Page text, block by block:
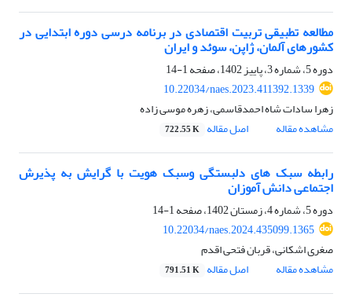
مطالعه تطبیقی تربیت اقتصادی در برنامه درسی دوره ابتدایی در
کشورهای آلمان، ژاپن، سوئد و ایران
دوره 5، شماره 3، پاییز 1402، صفحه
1-14
10.22034/naes.2023.411392.1339
زهرا سادات شاه احمدقاسمی، زهره موسی زاده
مشاهده مقاله
اصل مقاله 722.55 K
رابطه سبک های دلبستگی وسبک هویت با گرایش به پذیرش
اجتماعی دانش آموزان
دوره 5، شماره 4، زمستان 1402، صفحه
1-14
10.22034/naes.2024.435099.1365
صغری اشکانی، قربان فتحی اقدم
مشاهده مقاله
اصل مقاله 791.51 K